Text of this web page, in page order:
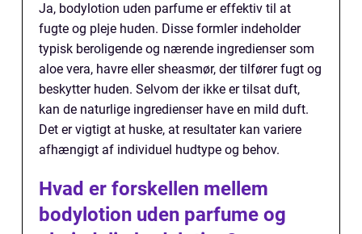
Ja, bodylotion uden parfume er effektiv til at
fugte og pleje huden. Disse formler indeholder
typisk beroligende og nærende ingredienser som
aloe vera, havre eller sheasmør, der tilfører fugt og
beskytter huden. Selvom der ikke er tilsat duft,
kan de naturlige ingredienser have en mild duft.
Det er vigtigt at huske, at resultater kan variere
afhængigt af individuel hudtype og behov.
Hvad er forskellen mellem
bodylotion uden parfume og